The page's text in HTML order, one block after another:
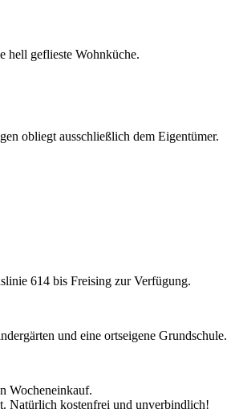
hell geflieste Wohnküche.
obliegt ausschließlich dem Eigentümer.
614 bis Freising zur Verfügung.
und eine ortseigene Grundschule.
Wocheneinkauf.
Natürlich kostenfrei und unverbindlich!